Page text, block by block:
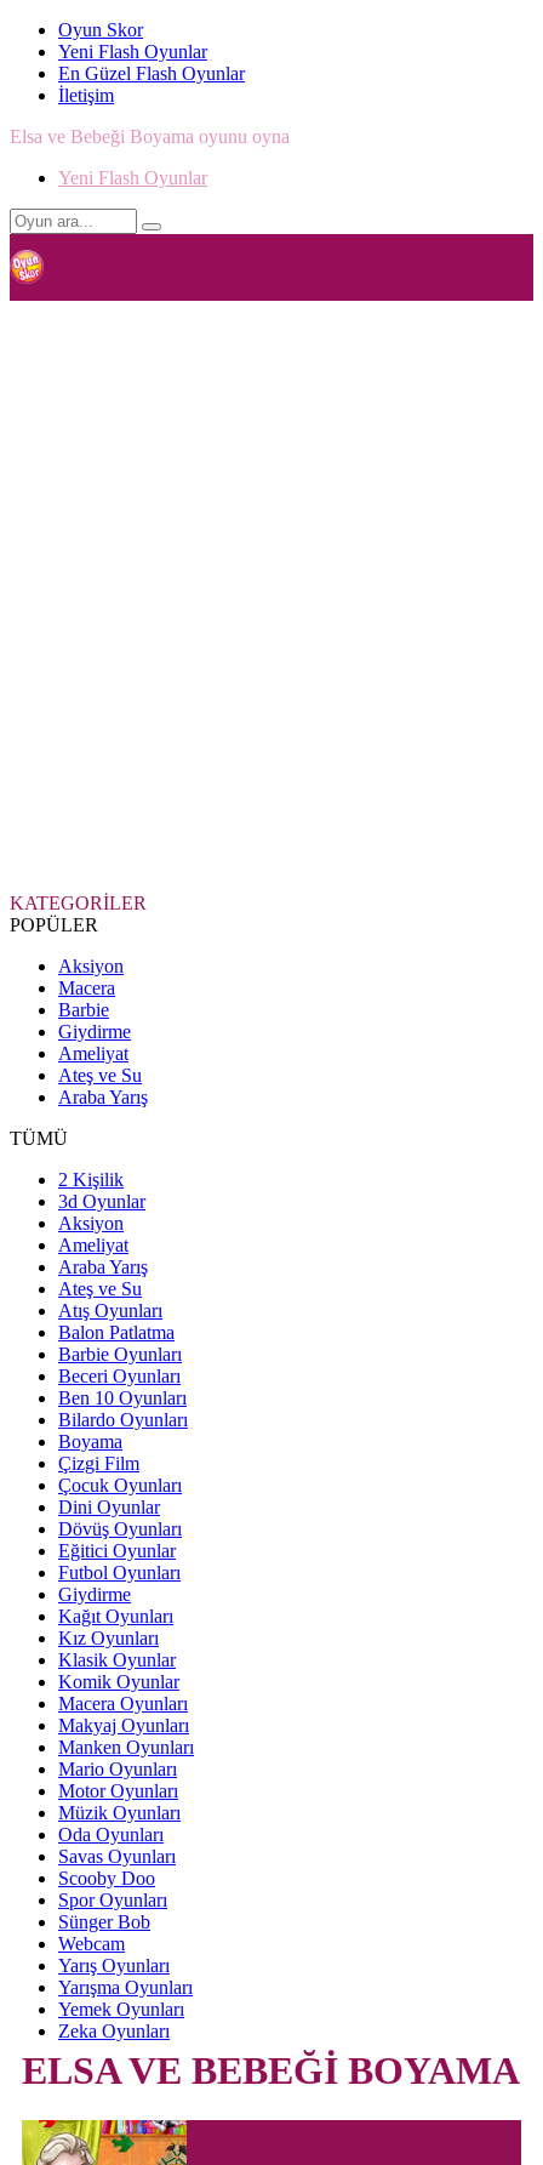
Oyun Skor
Yeni Flash Oyunlar
En Güzel Flash Oyunlar
İletişim
Elsa ve Bebeği Boyama oyunu oyna
Yeni Flash Oyunlar
KATEGORİLER
POPÜLER
Aksiyon
Macera
Barbie
Giydirme
Ameliyat
Ateş ve Su
Araba Yarış
TÜMÜ
2 Kişilik
3d Oyunlar
Aksiyon
Ameliyat
Araba Yarış
Ateş ve Su
Atış Oyunları
Balon Patlatma
Barbie Oyunları
Beceri Oyunları
Ben 10 Oyunları
Bilardo Oyunları
Boyama
Çizgi Film
Çocuk Oyunları
Dini Oyunlar
Dövüş Oyunları
Eğitici Oyunlar
Futbol Oyunları
Giydirme
Kağıt Oyunları
Kız Oyunları
Klasik Oyunlar
Komik Oyunlar
Macera Oyunları
Makyaj Oyunları
Manken Oyunları
Mario Oyunları
Motor Oyunları
Müzik Oyunları
Oda Oyunları
Savas Oyunları
Scooby Doo
Spor Oyunları
Sünger Bob
Webcam
Yarış Oyunları
Yarışma Oyunları
Yemek Oyunları
Zeka Oyunları
ELSA VE BEBEĞİ BOYAMA